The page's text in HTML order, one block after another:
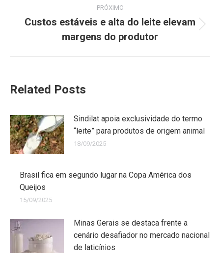
PRÓXIMO
Custos estáveis e alta do leite elevam
margens do produtor
Related Posts
Sindilat apoia exclusividade do termo
“leite” para produtos de origem animal
18/09/2025
Brasil fica em segundo lugar na Copa América dos
Queijos
15/09/2025
Minas Gerais se destaca frente a
cenário desafiador no mercado nacional
de laticínios